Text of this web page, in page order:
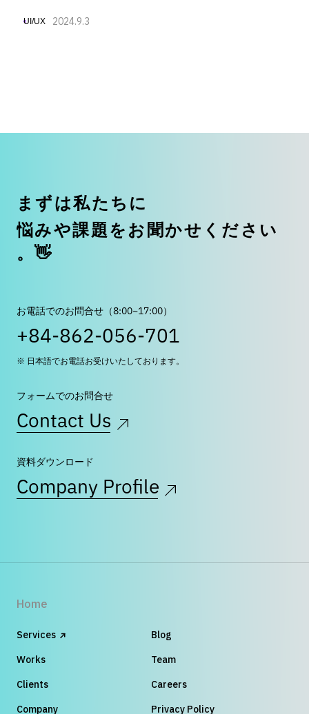
んありますが、WebアプリはWebブラウザさえあれば動き
UI/UX 2024.9.3
まずは私た ち に
悩みや課題を お 聞 かせ く だ さ い
。👋
お電話でのお問合せ（8:00~17:00）
+84-862-056-701
※ 日本語でお電話お受けいたしております。
フォームでのお問合せ
Contact Us
資料ダウンロード
Company Profile
Home
Services
Works
Clients
Company
Blog
Team
Careers
Privacy Policy